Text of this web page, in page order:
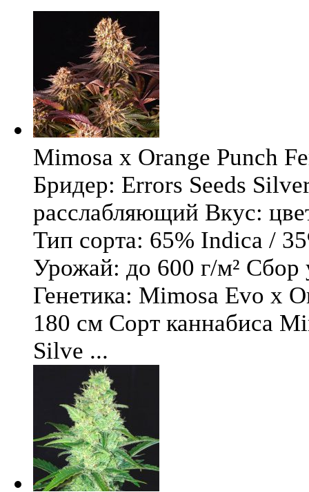
Mimosa x Orange Punch
Бридер: Errors Seeds
расслабляющий Вкус:
Тип сорта: 65% Indica /
Урожай: до 600 г/м² Сбор
Генетика: Mimosa Evo x
180 см Сорт каннабиса
Silve ...